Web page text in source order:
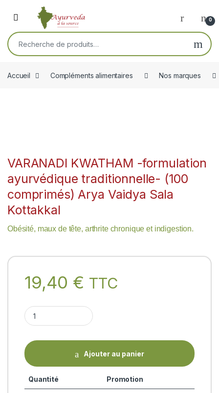
Skip to navigation
Skip to content
Open 0
Recherche pour :
Accueil Compléments alimentaires Nos marques
VARANADI KWATHAM -formulation
ayurvédique traditionnelle- (100
comprimés) Arya Vaidya Sala
Kottakkal
Obésité, maux de tête, arthrite chronique et indigestion.
19,40 € TTC
VARANADI KWATHAM -formulation ayurvédique
Ajouter au panier
Quantité Promotion